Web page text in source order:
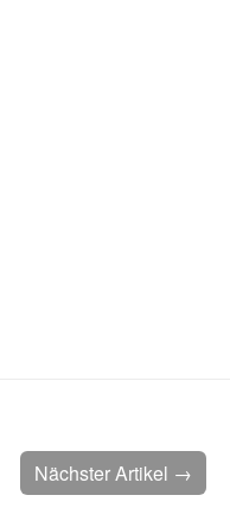
Nächster Artikel →